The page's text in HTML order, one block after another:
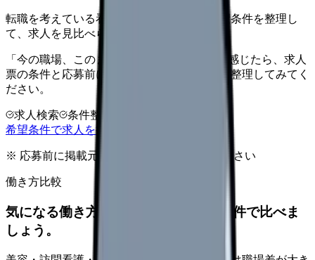
転職を考えている看護師さんへ。まずは希望条件を整理し
て、求人を見比べられます。
「今の職場、このままでいいのかな...」そう感じたら、求人
票の条件と応募前に確認したい不安を分けて整理してみてく
ださい。
求人検索 条件整理
希望条件で求人を探す
※ 応募前に掲載元の最新情報を確認してください
働き方比較
気になる働き方を、求人を見る前に条件で比べま
しょう。